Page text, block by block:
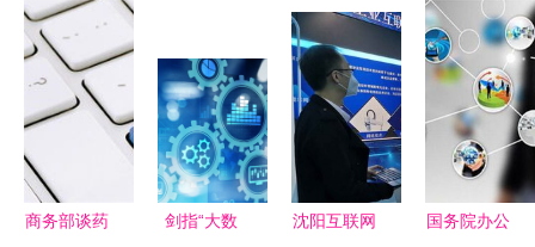
途径——大
数据与互联
网数据服务
数据服务新
生态
第六个现代
化关乎你我
——重新定
义数字文明
探析
YottaChain
在互联网数
据服务中的
未来趋势
商务部谈药
剑指“大数
沈阳互联网
国务院办公